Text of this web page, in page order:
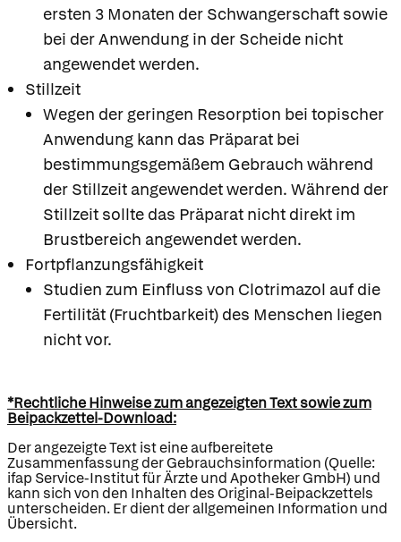
ersten 3 Monaten der Schwangerschaft sowie
bei der Anwendung in der Scheide nicht
angewendet werden.
Stillzeit
Wegen der geringen Resorption bei topischer
Anwendung kann das Präparat bei
bestimmungsgemäßem Gebrauch während
der Stillzeit angewendet werden. Während der
Stillzeit sollte das Präparat nicht direkt im
Brustbereich angewendet werden.
Fortpflanzungsfähigkeit
Studien zum Einfluss von Clotrimazol auf die
Fertilität (Fruchtbarkeit) des Menschen liegen
nicht vor.
*Rechtliche Hinweise zum angezeigten Text sowie zum
Beipackzettel-Download:
Der angezeigte Text ist eine aufbereitete
Zusammenfassung der Gebrauchsinformation (Quelle:
ifap Service-Institut für Ärzte und Apotheker GmbH) und
kann sich von den Inhalten des Original-Beipackzettels
unterscheiden. Er dient der allgemeinen Information und
Übersicht.